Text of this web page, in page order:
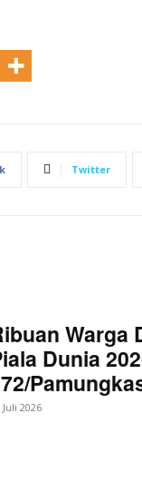
Begal Bersenjata
Twitter
Warga
Dunia
Juli 2026